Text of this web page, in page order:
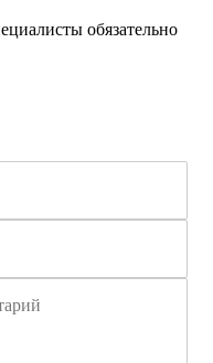
обязательно